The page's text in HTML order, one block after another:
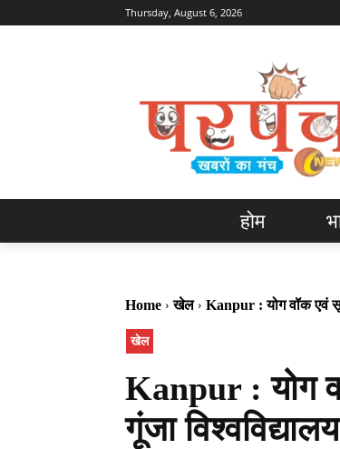
Thursday, August 6, 2026
होम
Home खेल Kanpur : योग वॉक एवं
खेल
Kanpur : योग
गूंजा